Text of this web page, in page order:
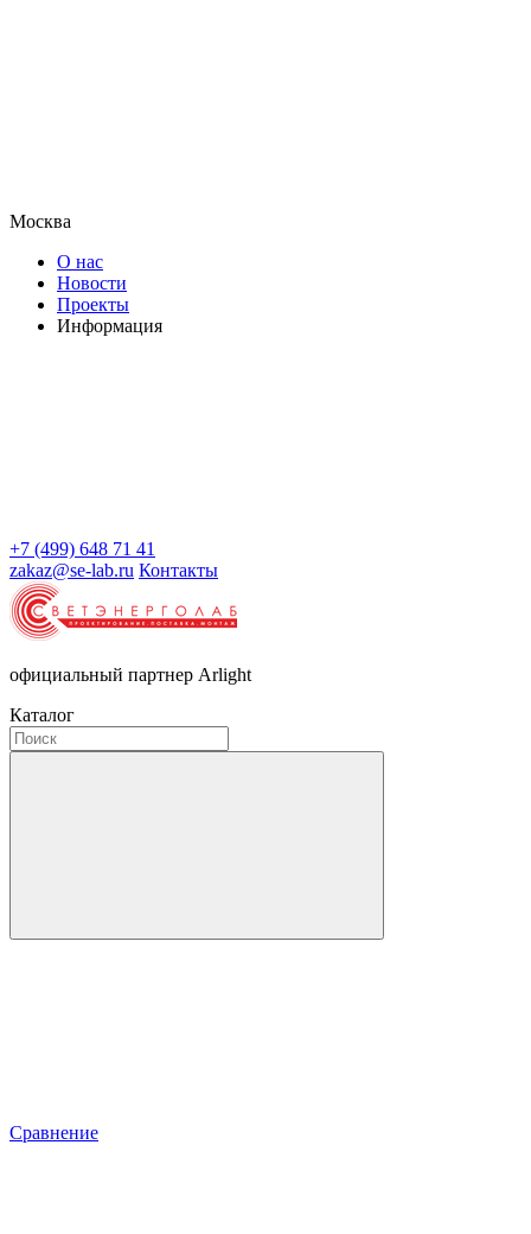
Москва
О нас
Новости
Проекты
Информация
+7 (499) 648 71 41
zakaz@se-lab.ru Контакты
официальный партнер Arlight
Каталог
Сравнение